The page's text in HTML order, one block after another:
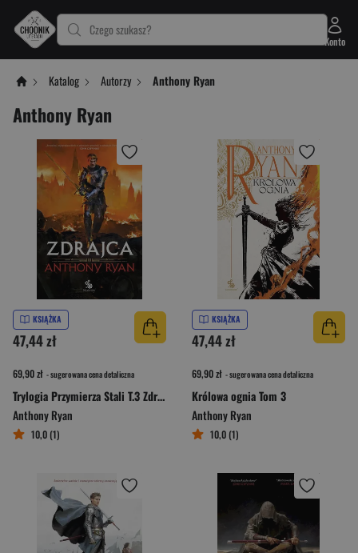
Czego szukasz?
Konto
Katalog Autorzy Anthony Ryan
Anthony Ryan
KSIĄŻKA
47,44 zł
69,90 zł - sugerowana cena detaliczna
Trylogia Przymierza Stali T.3 Zdrajca
Anthony Ryan
10,0 (1)
KSIĄŻKA
47,44 zł
69,90 zł - sugerowana cena detaliczna
Królowa ognia Tom 3
Anthony Ryan
10,0 (1)